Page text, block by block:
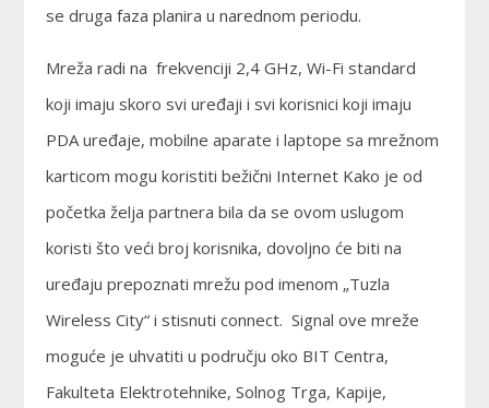
se druga faza planira u narednom periodu.
Mreža radi na frekvenciji 2,4 GHz, Wi-Fi standard
koji imaju skoro svi uređaji i svi korisnici koji imaju
PDA uređaje, mobilne aparate i laptope sa mrežnom
karticom mogu koristiti bežični Internet Kako je od
početka želja partnera bila da se ovom uslugom
koristi što veći broj korisnika, dovoljno će biti na
uređaju prepoznati mrežu pod imenom „Tuzla
Wireless City“ i stisnuti connect. Signal ove mreže
moguće je uhvatiti u području oko BIT Centra,
Fakulteta Elektrotehnike, Solnog Trga, Kapije,